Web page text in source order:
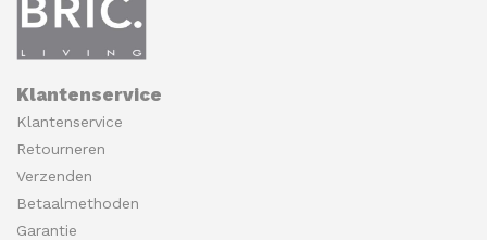
Klantenservice
Klantenservice
Retourneren
Verzenden
Betaalmethoden
Garantie